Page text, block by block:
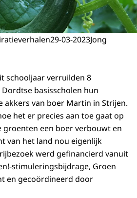
29-03-2023Jong
schooljaar verruilden 8
basisscholen hun
akkers van boer Martin in Strijen.
het er precies aan toe gaat op
groenten een boer verbouwt en
van het land nou eigenlijk
werd gefinancierd vanuit
stimuleringsbijdrage, Groen
en gecoördineerd door